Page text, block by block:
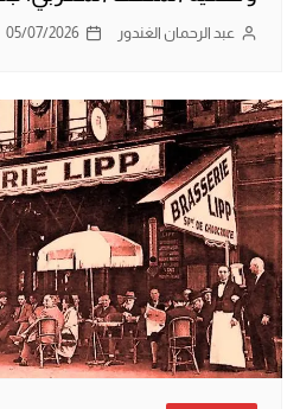
عبد الرحمان الغندور 05/07/2026